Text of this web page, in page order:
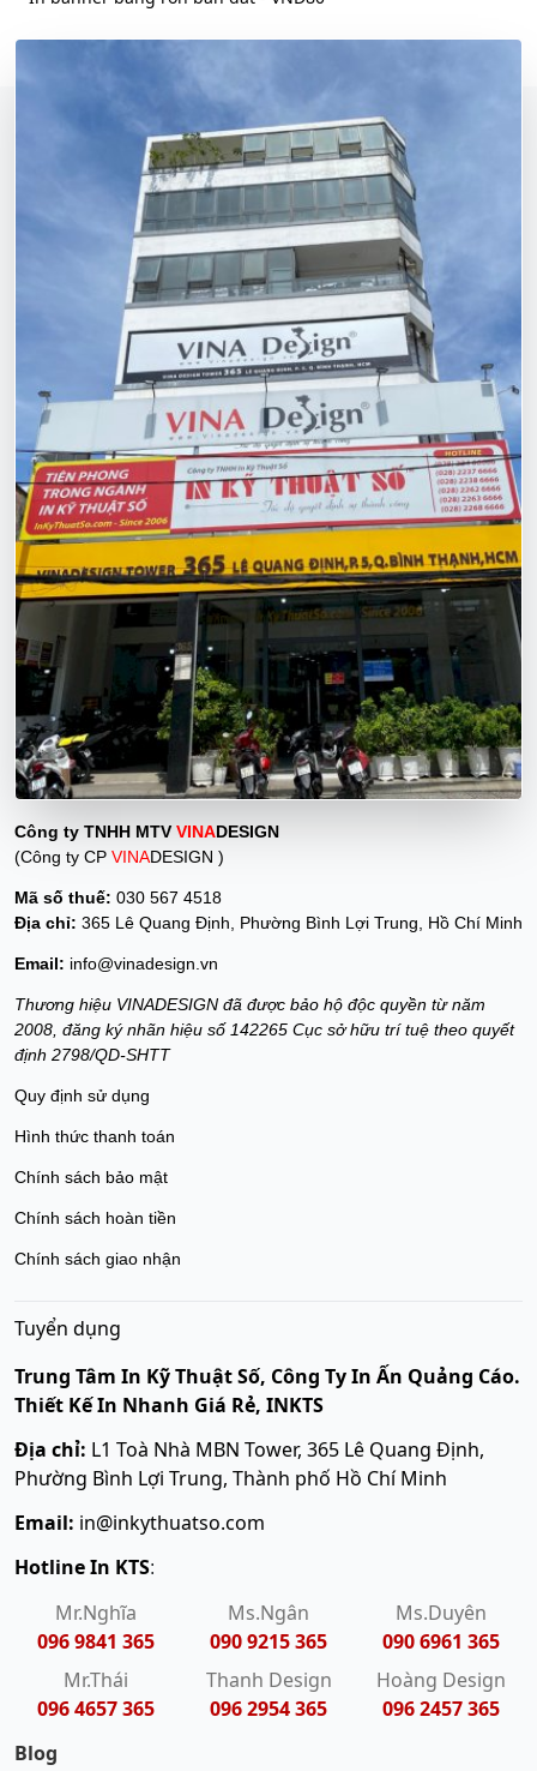
Công ty TNHH MTVVINADESIGN
(Công ty CP VINADESIGN )
Mã số thuế: 030 567 4518
Địa chỉ: 365 Lê Quang Định, Phường Bình Lợi Trung, Hồ Chí Minh
Email: info@vinadesign.vn
Thương hiệu VINADESIGN đã được bảo hộ độc quyền từ năm
2008, đăng ký nhãn hiệu số 142265 Cục sở hữu trí tuệ theo quyết
định 2798/QD-SHTT
Quy định sử dụng
Hình thức thanh toán
Chính sách bảo mật
Chính sách hoàn tiền
Chính sách giao nhận
Tuyển dụng
Trung Tâm In Kỹ Thuật Số, Công Ty In Ấn Quảng Cáo.
Thiết Kế In Nhanh Giá Rẻ, INKTS
Địa chỉ: L1 Toà Nhà MBN Tower, 365 Lê Quang Định,
Phường Bình Lợi Trung, Thành phố Hồ Chí Minh
Email: in@inkythuatso.com
Hotline In KTS:
Mr.Nghĩa
096 9841 365
Ms.Ngân
090 9215 365
Ms.Duyên
090 6961 365
Mr.Thái
096 4657 365
Thanh Design
096 2954 365
Hoàng Design
096 2457 365
Blog